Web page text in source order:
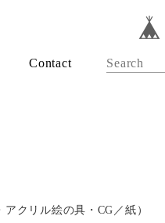
Contact
クリル絵の具・CG／紙）